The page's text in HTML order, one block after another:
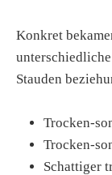
Konkret
Stauden
Trocken-
Trocken-
Schattiger